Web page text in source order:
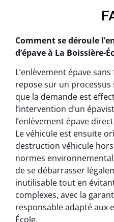
Comment se déroule
d’épave à La Boissière-
L’enlèvement épave
repose sur un processus
que la demande est
l’intervention d’un
l’enlèvement épave
Le véhicule est ensuite
destruction véhicule
normes
de se débarrasser
inutilisable tout en
complexes, avec la
responsable adapté aux
École.